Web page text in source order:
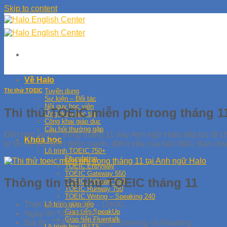
Skip to content
Về Halo
Tuyển dụng
Sự kiện – Đối tác
Nội quy học viên
Ứng dụng học tập
Công khai giáo dục
Câu hỏi thường gặp
Khóa học
Lộ trình TOEIC 750+
Foundation
TOEIC Entryway
TOEIC Gateway 550
TOEIC Pathway 650
TOEIC Runway 750
TOEIC Writing – Speaking 240
Lộ trình giao tiếp
Giao tiếp SpeakUp
Giao tiếp Fluentalk
Thi thử TOEIC
Thi thử TOEIC miễn phí trong tháng
Đến hẹn lại lên, trong tháng 11 này Anh ngữ Halo tiếp tục tổ
tự tin và xác định điểm mạnh, điểm yếu của bản thân. Bạn
Thông tin thi thử TOEIC tháng 11
Thời gian thi: 9h00 – 12h00.
Ngày thi: 10/11/2024
Bài thi: TOEIC 2 kỹ năng Listening và Reading.